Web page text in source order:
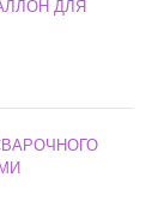
ДЛЯ